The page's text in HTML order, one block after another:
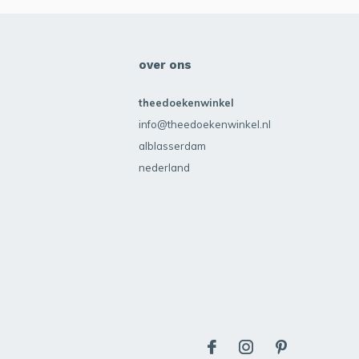
over ons
theedoekenwinkel
info@theedoekenwinkel.nl
alblasserdam
nederland